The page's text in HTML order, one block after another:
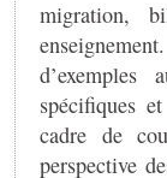
migration,
d’exemples
spécifiques
cadre de
perspective